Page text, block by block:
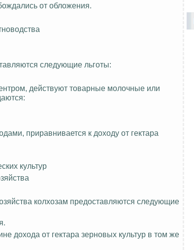
от обложения.
следующие льготы:
действуют товарные молочные или
приравнивается к доходу от гектара
культур
колхозам предоставляются следующие
дохода от гектара зерновых культур в том же